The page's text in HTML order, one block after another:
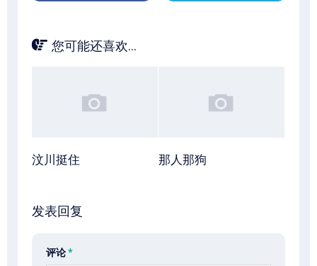
您可能还喜欢...
汶川挺住 那人那狗
发表回复
评论*